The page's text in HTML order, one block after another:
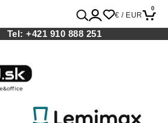
€ / EUR
0
Tel:+421 910 888 251